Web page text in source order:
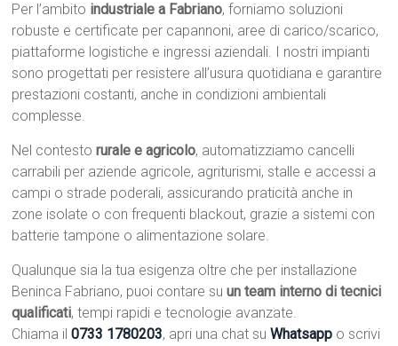
Per l’ambito industriale a Fabriano, forniamo soluzioni
robuste e certificate per capannoni, aree di carico/scarico,
piattaforme logistiche e ingressi aziendali. I nostri impianti
sono progettati per resistere all’usura quotidiana e garantire
prestazioni costanti, anche in condizioni ambientali
complesse.
Nel contestorurale e agricolo, automatizziamo cancelli
carrabili per aziende agricole, agriturismi, stalle e accessi a
campi o strade poderali, assicurando praticità anche in
zone isolate o con frequenti blackout, grazie a sistemi con
batterie tampone o alimentazione solare.
Qualunque sia la tua esigenza oltre che per installazione
Beninca Fabriano, puoi contare suun team interno di tecnici
qualificati, tempi rapidi e tecnologie avanzate.
Chiama il0733 1780203, apri una chat suWhatsapp o scrivi